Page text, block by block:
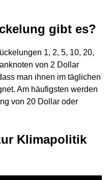
gibt es?
1, 2, 5, 10, 20,
von 2 Dollar
man ihnen im täglichen
Am häufigsten werden
von 20 Dollar oder
Klimapolitik